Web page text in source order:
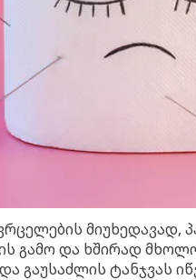
მიუხედავად,
გამო და ხშირად
გაუსაძლის ტანჯვას